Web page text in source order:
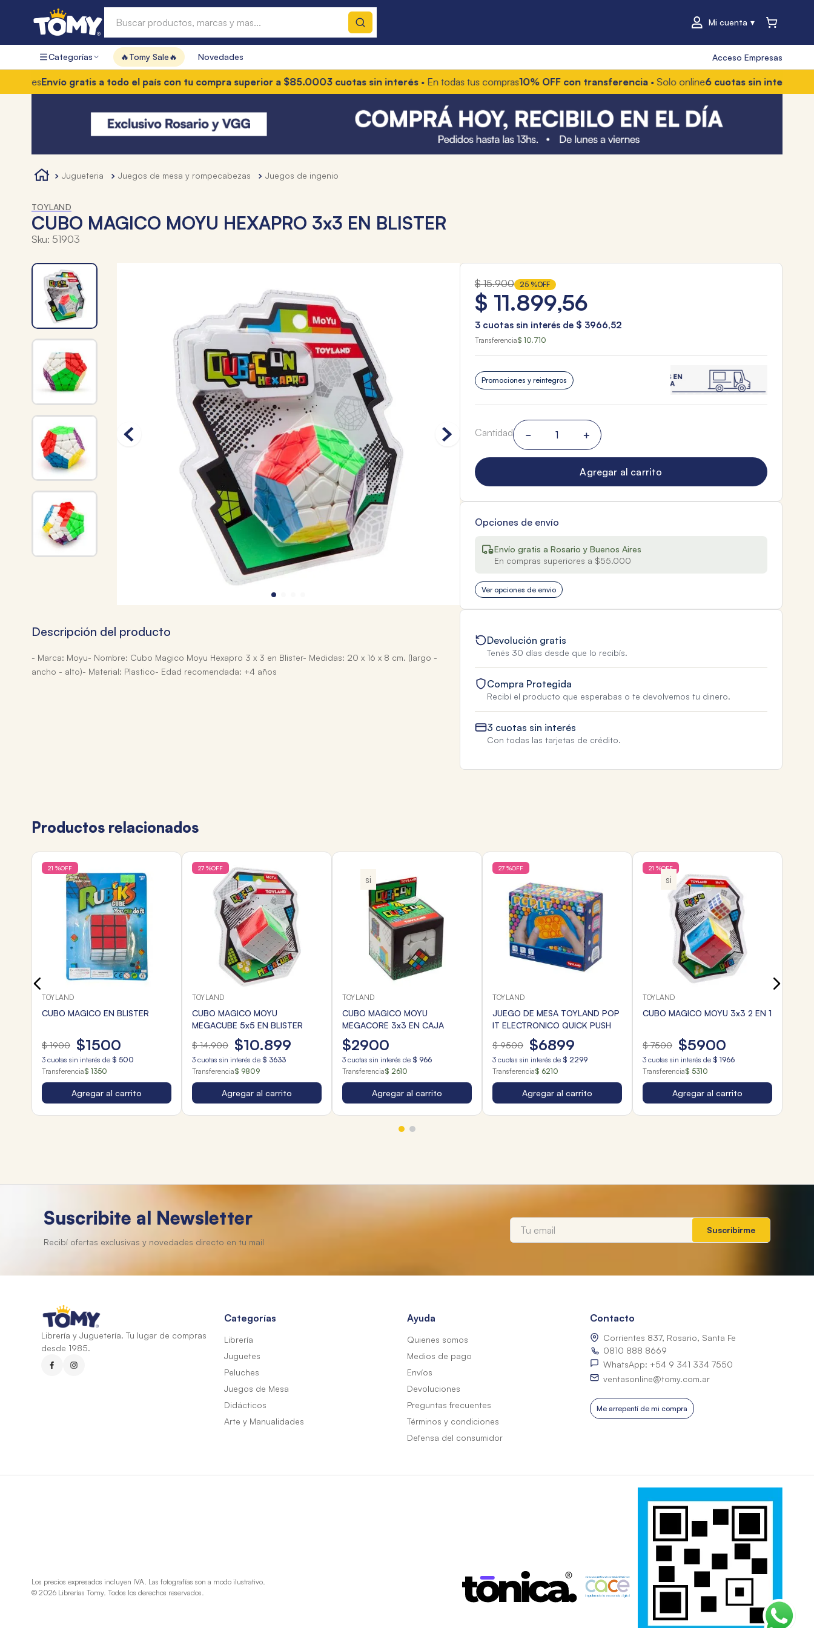
Mi cuenta
Categorías 🔥Tomy Sale🔥 Novedades Acceso Empresas
Envío gratis a todo el país con tu compra superior a $85.0003 cuotas sin interés• En todas tus compras 10% OFF con transferencia• Solo online6 cuotas sin interés• Con
jugueteria juegos de mesa y rompecabezas juegos de ingenio
TOYLAND
CUBO MAGICO MOYU HEXAPRO 3x3 EN BLISTER
Sku: 51903
Descripción del producto
- Marca: Moyu- Nombre: Cubo Magico Moyu Hexapro 3 x 3 en Blister- Medidas: 20 x 16 x 8 cm. (largo -
ancho - alto)- Material: Plastico- Edad recomendada: +4 años
$ 15.900 25 %OFF
$ 11.899,56
3cuotas sin interés de $ 3966,52
Transferencia$ 10.710
Promociones y reintegros
Cantidad ＋
－
Agregar al carrito
Opciones de envío
Envío gratis a Rosario y Buenos Aires
En compras superiores a $55.000
Ver opciones de envio
Devolución gratis
Tenés 30 días desde que lo recibís.
Compra Protegida
Recibí el producto que esperabas o te devolvemos tu dinero.
3 cuotas sin interés
Con todas las tarjetas de crédito.
Productos relacionados
21 %OFF
TOYLAND
CUBO MAGICO EN BLISTER
$ 1900 $1500
3 cuotas sin interés de $ 500
Transferencia$ 1350
Agregar al carrito
27 %OFF
TOYLAND
CUBO MAGICO MOYU
MEGACUBE 5x5 EN BLISTER
$ 14.900 $10.899
3 cuotas sin interés de $ 3633
Transferencia$ 9809
Agregar al carrito
si
TOYLAND
CUBO MAGICO MOYU
MEGACORE 3x3 EN CAJA
$2900
3 cuotas sin interés de $ 966
Transferencia$ 2610
Agregar al carrito
27 %OFF
TOYLAND
JUEGO DE MESA TOYLAND POP
IT ELECTRONICO QUICK PUSH
$ 9500 $6899
3 cuotas sin interés de $ 2299
Transferencia$ 6210
Agregar al carrito
21 %OFF
si
TOYLAND
CUBO MAGICO MOYU 3x3 2 EN 1
$ 7500 $5900
3 cuotas sin interés de $ 1966
Transferencia$ 5310
Agregar al carrito
Suscribite al Newsletter
Suscribirme
Librería y Juguetería. Tu lugar de compras
desde 1985.
Categorías
Librería
Juguetes
Peluches
Juegos de Mesa
Didácticos
Arte y Manualidades
Ayuda
Quienes somos
Medios de pago
Envíos
Devoluciones
Preguntas frecuentes
Términos y condiciones
Defensa del consumidor
Contacto
Corrientes 837, Rosario, Santa Fe
0810 888 8669
WhatsApp: +54 9 341 334 7550
ventasonline@tomy.com.ar
Me arrepentí de mi compra
Los precios expresados incluyen IVA. Las fotografías son a modo ilustrativo.
© 2026 Librerías Tomy. Todos los derechos reservados.
Términos más buscados
1.
hot wheels
mochilas
toy story
4. marcadores